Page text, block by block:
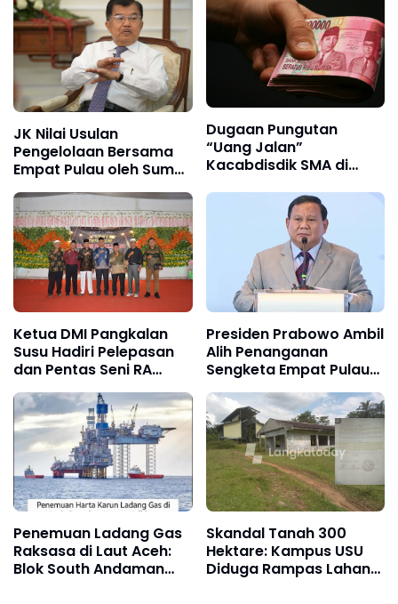
JK Nilai Usulan
Pengelolaan Bersama
Empat Pulau oleh Sumut
dan Aceh Tidak Masuk
Akal
Dugaan Pungutan
“Uang Jalan”
Kacabdisdik SMA di
Diberikan Meski Tak
Diminta Langsung”
Ketua DMI Pangkalan
Susu Hadiri Pelepasan
dan Pentas Seni RA
UMMI: Dukung
Pendidikan Karakter
Sejak Dini
Presiden Prabowo Ambil
Alih Penanganan
Sengketa Empat Pulau
Aceh-Sumut, Putusan
Final Menyusul
Penemuan Ladang Gas
Raksasa di Laut Aceh:
Blok South Andaman
Skandal Tanah 300
Hektare: Kampus USU
Diduga Rampas Lahan